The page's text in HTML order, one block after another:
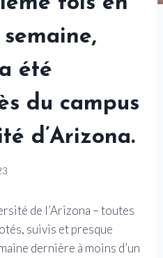
semaine,
été
du campus
d’Arizona.
de l’Arizona – toutes
suivis et presque
dernière à moins d’un